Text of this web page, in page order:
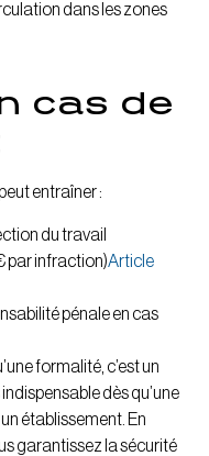
dans les zones
cas de
entraîner :
du travail
par infraction)Article
pénale en cas
formalité, c’est un
dès qu’une
établissement. En
garantissez la sécurité